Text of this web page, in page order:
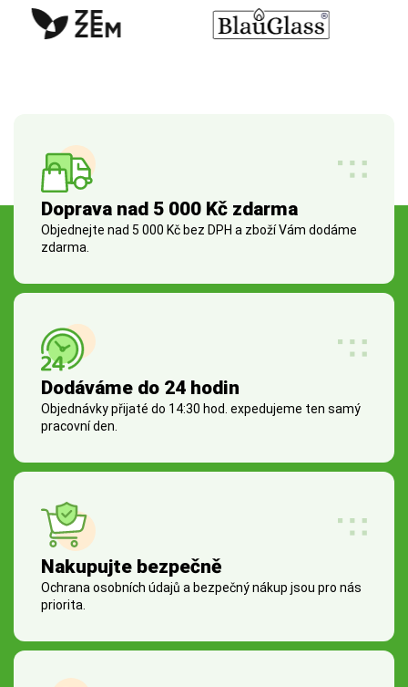
Doprava nad 5 000 Kč zdarma
Objednejte nad 5 000 Kč bez DPH a zboží Vám dodáme
zdarma.
Dodáváme do 24 hodin
Objednávky přijaté do 14:30 hod. expedujeme ten samý
pracovní den.
Nakupujte bezpečně
Ochrana osobních údajů a bezpečný nákup jsou pro nás
priorita.